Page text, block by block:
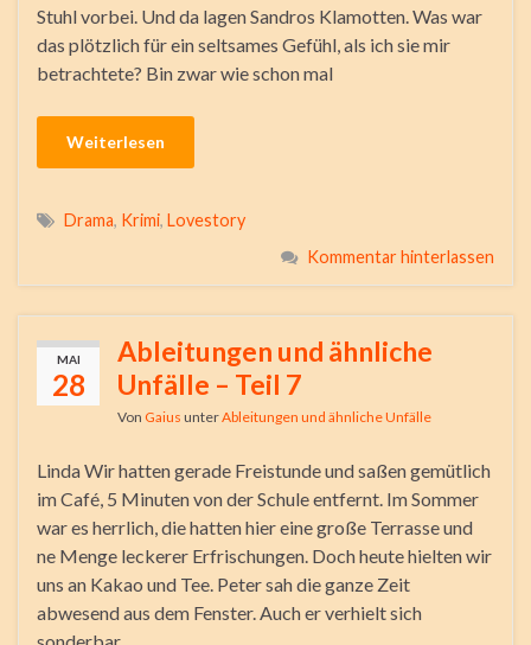
Stuhl vorbei. Und da lagen Sandros Klamotten. Was war
das plötzlich für ein seltsames Gefühl, als ich sie mir
betrachtete? Bin zwar wie schon mal
Weiterlesen
Drama, Krimi, Lovestory
Kommentar hinterlassen
MAI
28
Ableitungen und ähnliche
Unfälle – Teil 7
Von Gaius unterAbleitungen und ähnliche Unfälle
Linda Wir hatten gerade Freistunde und saßen gemütlich
im Café, 5 Minuten von der Schule entfernt. Im Sommer
war es herrlich, die hatten hier eine große Terrasse und
ne Menge leckerer Erfrischungen. Doch heute hielten wir
uns an Kakao und Tee. Peter sah die ganze Zeit
abwesend aus dem Fenster. Auch er verhielt sich
sonderbar, …